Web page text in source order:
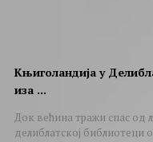
Књиголандија у
иза ...
Док већина тражи спас од
делиблатској библиотеци